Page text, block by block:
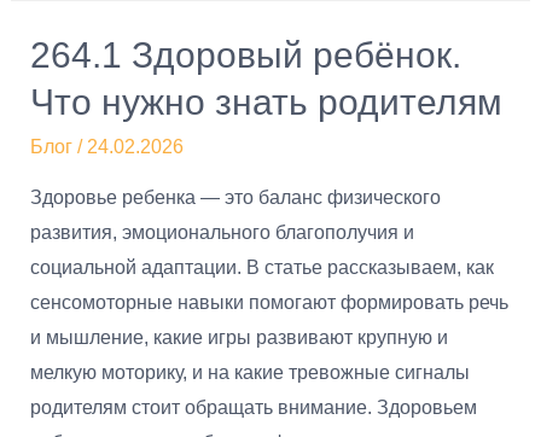
264.1 Здоровый ребёнок.
Что нужно знать родителям
Блог/ 24.02.2026
Здоровье ребенка — это баланс физического
развития, эмоционального благополучия и
социальной адаптации. В статье рассказываем, как
сенсомоторные навыки помогают формировать речь
и мышление, какие игры развивают крупную и
мелкую моторику, и на какие тревожные сигналы
родителям стоит обращать внимание. Здоровьем